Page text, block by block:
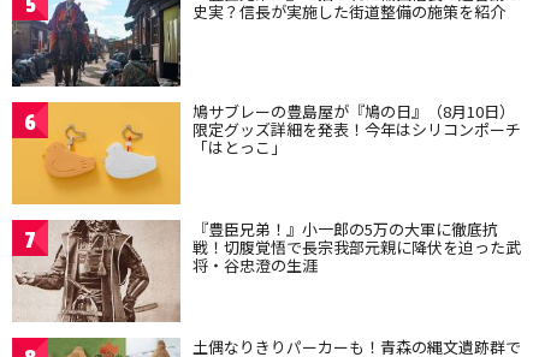
史実？信長が実施した街道整備の施策を紹介
6 鳩サブレーの豊島屋が『鳩の日』（8月10日）
限定グッズ詳細を発表！今年はシリコンポーチ
「はとっこ」
7 『豊臣兄弟！』小一郎の5万の大軍に徹底抗
戦！切腹覚悟で長宗我部元親に降伏を迫った武
将・谷忠澄の生涯
土偶なりきりパーカーも！青森の縄文遺跡群で